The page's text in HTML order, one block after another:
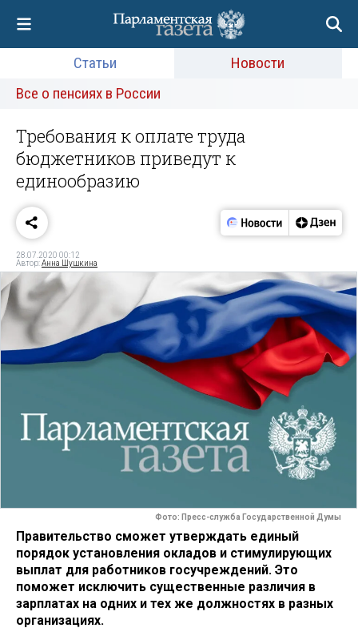
Статьи
Новости
Все о пенсиях в России
Требования к оплате труда
бюджетников приведут к
единообразию
28.07.2020 00:12
Автор:Анна Шушкина
Фото: Пресс-служба Государственной Думы
Правительство сможет утверждать единый
порядок установления окладов и стимулирующих
выплат для работников госучреждений. Это
поможет исключить существенные различия в
зарплатах на одних и тех же должностях в разных
организациях.